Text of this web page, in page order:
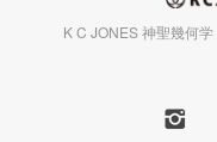
K C JONES 神聖幾何